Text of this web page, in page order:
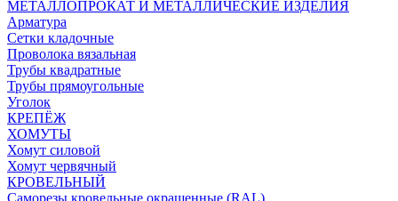
МЕТАЛЛОПРОКАТ И МЕТАЛЛИЧЕСКИЕ ИЗДЕЛИЯ
Арматура
Сетки кладочные
Проволока вязальная
Трубы квадратные
Трубы прямоугольные
Уголок
КРЕПЁЖ
ХОМУТЫ
Хомут силовой
Хомут червячный
КРОВЕЛЬНЫЙ
Саморезы кровельные окрашенные (RAL)